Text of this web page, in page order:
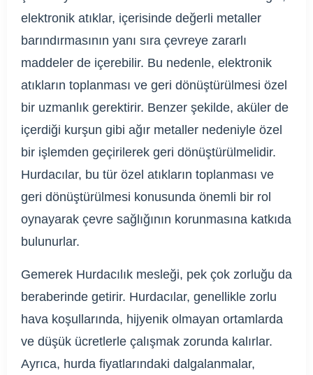
elektronik atıklar, içerisinde değerli metaller
barındırmasının yanı sıra çevreye zararlı
maddeler de içerebilir. Bu nedenle, elektronik
atıkların toplanması ve geri dönüştürülmesi özel
bir uzmanlık gerektirir. Benzer şekilde, aküler de
içerdiği kurşun gibi ağır metaller nedeniyle özel
bir işlemden geçirilerek geri dönüştürülmelidir.
Hurdacılar, bu tür özel atıkların toplanması ve
geri dönüştürülmesi konusunda önemli bir rol
oynayarak çevre sağlığının korunmasına katkıda
bulunurlar.
Gemerek Hurdacılık mesleği, pek çok zorluğu da
beraberinde getirir. Hurdacılar, genellikle zorlu
hava koşullarında, hijyenik olmayan ortamlarda
ve düşük ücretlerle çalışmak zorunda kalırlar.
Ayrıca, hurda fiyatlarındaki dalgalanmalar,